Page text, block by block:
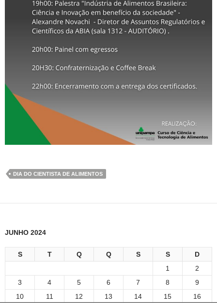
DIA DO CIENTISTA DE ALIMENTOS
JUNHO 2024
S T Q Q S S
D
1
2
3
4 5 6 7 8
9
10
11 12 13 14 15
16